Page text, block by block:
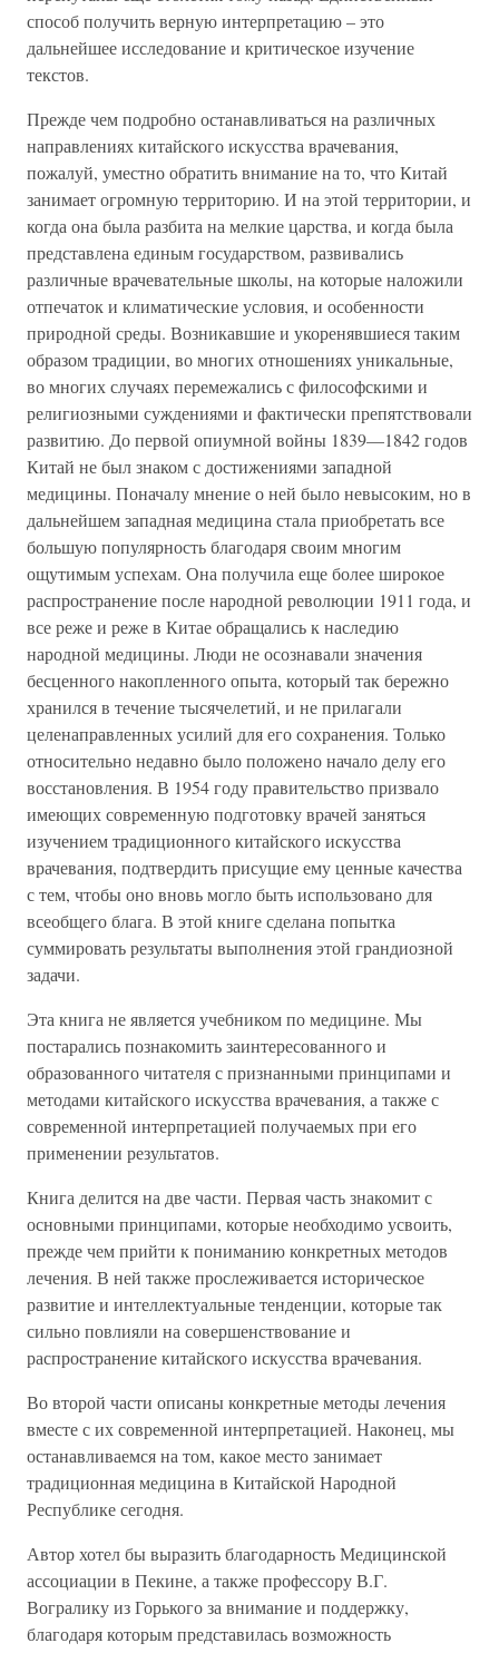
способ получить верную интерпретацию – это
дальнейшее исследование и критическое изучение
текстов.
Прежде чем подробно останавливаться на различных
направлениях китайского искусства врачевания,
пожалуй, уместно обратить внимание на то, что Китай
занимает огромную территорию. И на этой территории, и
когда она была разбита на мелкие царства, и когда была
представлена единым государством, развивались
различные врачевательные школы, на которые наложили
отпечаток и климатические условия, и особенности
природной среды. Возникавшие и укоренявшиеся таким
образом традиции, во многих отношениях уникальные,
во многих случаях перемежались с философскими и
религиозными суждениями и фактически препятствовали
развитию. До первой опиумной войны 1839—1842 годов
Китай не был знаком с достижениями западной
медицины. Поначалу мнение о ней было невысоким, но в
дальнейшем западная медицина стала приобретать все
большую популярность благодаря своим многим
ощутимым успехам. Она получила еще более широкое
распространение после народной революции 1911 года, и
все реже и реже в Китае обращались к наследию
народной медицины. Люди не осознавали значения
бесценного накопленного опыта, который так бережно
хранился в течение тысячелетий, и не прилагали
целенаправленных усилий для его сохранения. Только
относительно недавно было положено начало делу его
восстановления. В 1954 году правительство призвало
имеющих современную подготовку врачей заняться
изучением традиционного китайского искусства
врачевания, подтвердить присущие ему ценные качества
с тем, чтобы оно вновь могло быть использовано для
всеобщего блага. В этой книге сделана попытка
суммировать результаты выполнения этой грандиозной
задачи.
Эта книга не является учебником по медицине. Мы
постарались познакомить заинтересованного и
образованного читателя с признанными принципами и
методами китайского искусства врачевания, а также с
современной интерпретацией получаемых при его
применении результатов.
Книга делится на две части. Первая часть знакомит с
основными принципами, которые необходимо усвоить,
прежде чем прийти к пониманию конкретных методов
лечения. В ней также прослеживается историческое
развитие и интеллектуальные тенденции, которые так
сильно повлияли на совершенствование и
распространение китайского искусства врачевания.
Во второй части описаны конкретные методы лечения
вместе с их современной интерпретацией. Наконец, мы
останавливаемся на том, какое место занимает
традиционная медицина в Китайской Народной
Республике сегодня.
Автор хотел бы выразить благодарность Медицинской
ассоциации в Пекине, а также профессору В.Г.
Вогралику из Горького за внимание и поддержку,
благодаря которым представилась возможность